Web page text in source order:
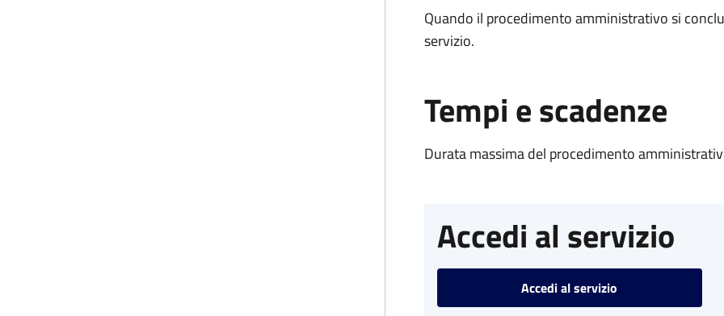
Quando il procedimento amministrativo si
servizio.
Tempi e scadenze
Durata massima del procedimento
Accedi al servizio
Accedi al servizio